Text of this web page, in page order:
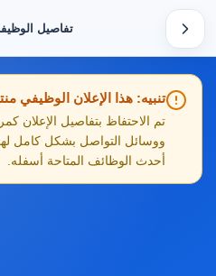
تفاصيل
تنبيه: هذا الإعلان الوظيفي
تم الاحتفاظ بتفاصيل الإعلان
ووسائل التواصل بشكل كامل
أحدث الوظائف المتاحة أسفله.